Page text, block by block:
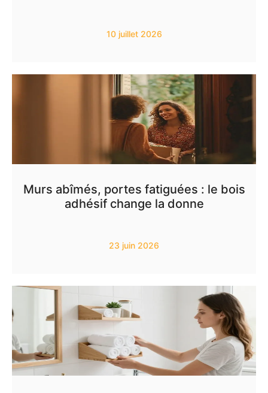
10 juillet 2026
Murs abîmés, portes fatiguées : le bois
adhésif change la donne
23 juin 2026